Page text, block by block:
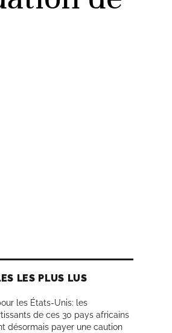
LES PLUS LUS
les États-Unis: les
de ces 30 pays africains
désormais payer une caution